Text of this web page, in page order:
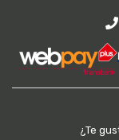
¿Te